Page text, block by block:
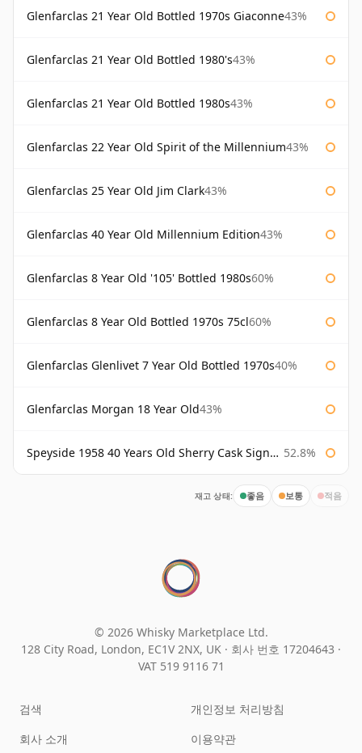
Glenfarclas 21 Year Old Bottled 1970s Giaconne43%
Glenfarclas 21 Year Old Bottled 1980's43%
Glenfarclas 21 Year Old Bottled 1980s43%
Glenfarclas 22 Year Old Spirit of the Millennium43%
Glenfarclas 25 Year Old Jim Clark43%
Glenfarclas 40 Year Old Millennium Edition43%
Glenfarclas 8 Year Old '105' Bottled 1980s60%
Glenfarclas 8 Year Old Bottled 1970s 75cl60%
Glenfarclas Glenlivet 7 Year Old Bottled 1970s40%
Glenfarclas Morgan 18 Year Old43%
Speyside 1958 40 Years Old Sherry Cask Signatory 52.8%
재고 상태: 좋음 보통 적음
© 2026 Whisky Marketplace Ltd.
128 City Road, London, EC1V 2NX, UK · 회사 번호 17204643 ·
VAT 519 9116 71
검색
회사 소개
개인정보 처리방침
이용약관